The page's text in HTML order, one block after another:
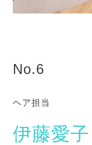
No.6
ヘア担当
伊藤愛子